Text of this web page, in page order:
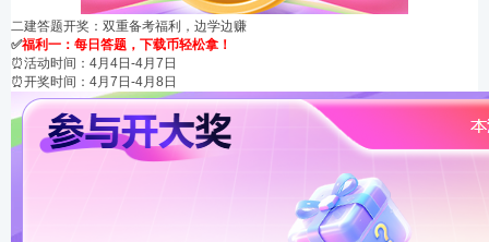
二建答题开奖：双重备考福利，边学边赚
✅福利一：每日答题，下载币轻松拿！
⏰活动时间：4月4日-4月7日
⏰开奖时间：4月7日-4月8日